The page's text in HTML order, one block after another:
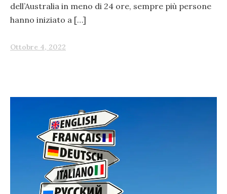
dell’Australia in meno di 24 ore, sempre più persone
hanno iniziato a […]
Ottobre 4, 2022